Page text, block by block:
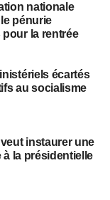
nationale
pénurie
pour la rentrée
écartés
au socialisme
instaurer une
à la présidentielle